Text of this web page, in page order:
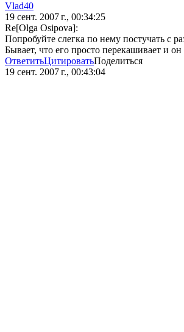
Vlad40
19 сент. 2007 г., 00:34:25
Re[Olga Osipova]:
Попробуйте слегка по нему постучать с
Бывает, что его просто перекашивает и
ОтветитьЦитироватьПоделиться
19 сент. 2007 г., 00:43:04